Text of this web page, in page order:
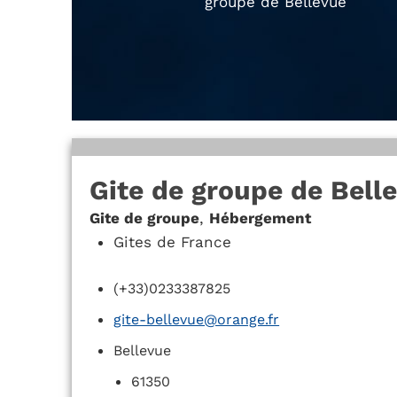
Gite de groupe de
Gite de groupe, Hébergement
Gites de France
(+33)0233387825
gite-bellevue@orange.fr
Bellevue
61350